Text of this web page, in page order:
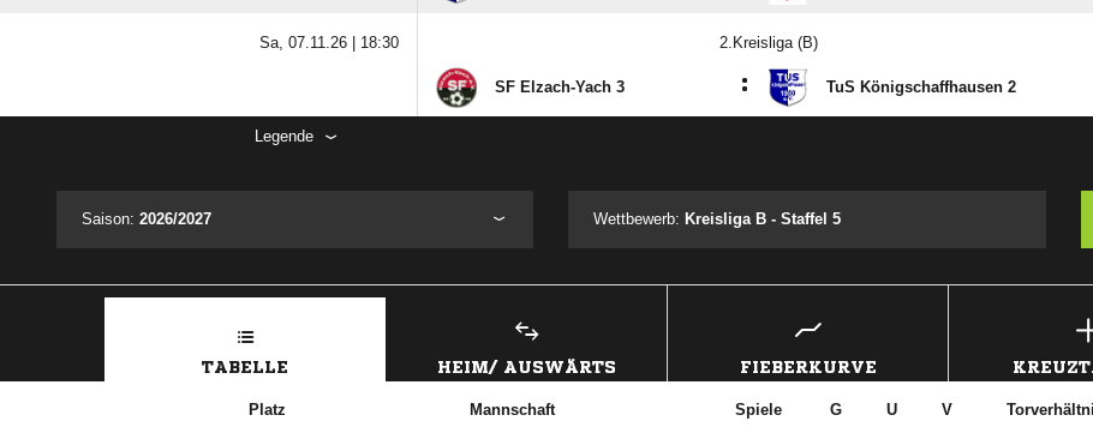
Sa, 07.11.26 | 18:30 2.Kreisliga (B)
SF Elzach-Yach 3 : TuS Königschaffhausen 2
Legende
Saison: 2026/2027 Wettbewerb: Kreisliga B - Staffel 5
TABELLE HEIM/ AUSWÄRTS FIEBERKURVE
Platz Mannschaft Spiele G U V